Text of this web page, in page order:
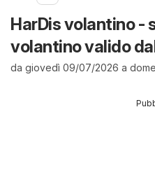
HarDis volantino -
volantino valido
da giovedì 09/07/2026 a